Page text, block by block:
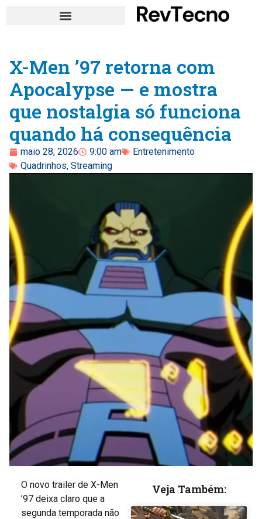
X-Men ’97 retorna com
Apocalypse — e mostra
que nostalgia só funciona
quando há consequência
maio 28, 2026 9:00 am
Entretenimento
Quadrinhos, Streaming
O novo trailer de X-Men
’97 deixa claro que a
segunda temporada não
Veja Também: